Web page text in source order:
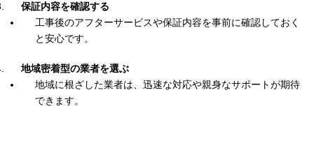
保証内容を確認する
工事後のアフターサービスや保証内容を事前に確認しておく
と安心です。
地域密着型の業者を選ぶ
地域に根ざした業者は、迅速な対応や親身なサポートが期待
できます。